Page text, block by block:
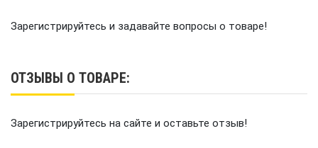
Зарегистрируйтесь и задавайте вопросы о товаре!
ОТЗЫВЫ О ТОВАРЕ:
Зарегистрируйтесь на сайте и оставьте отзыв!